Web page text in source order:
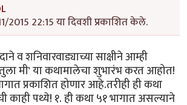
2015 22:15 या दिवशी प्रकाशित केले.
व शनिवारवाड्याच्या साक्षीने आम्ही
मी' या कथामालेचा शुभारंभ करत आहोत!
प्रकाशित होणार आहे.तरीही ही कथा
काही पथ्ये! १. ही कथा ५१ भागात असल्याने